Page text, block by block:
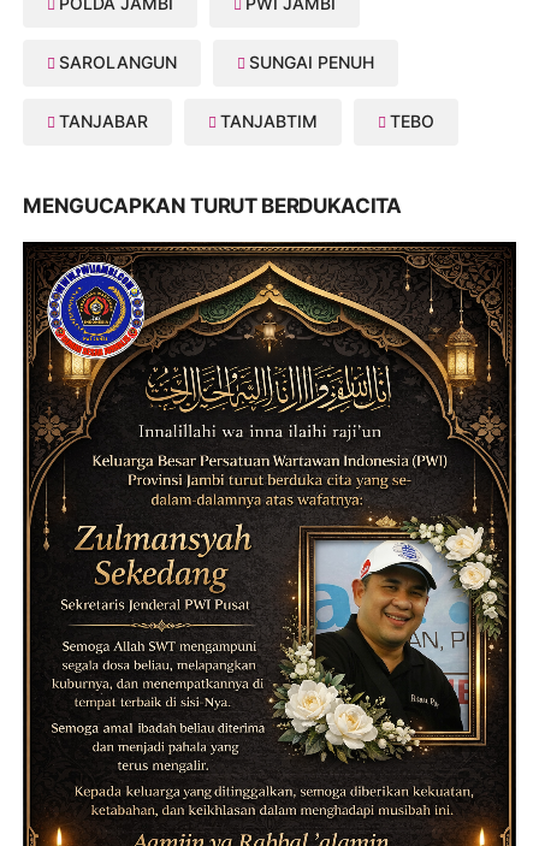
SAROLANGUN SUNGAI PENUH
TANJABAR TANJABTIM TEBO
MENGUCAPKAN TURUT BERDUKACITA